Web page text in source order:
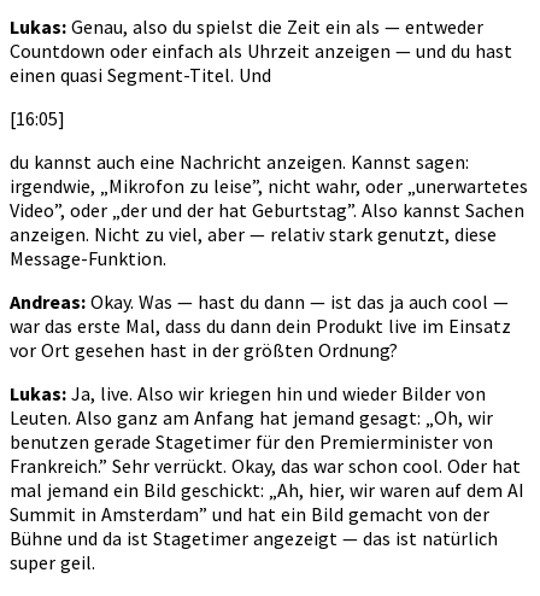
Lukas: Genau, also du spielst die Zeit ein als — entweder
Countdown oder einfach als Uhrzeit anzeigen — und du hast
einen quasi Segment-Titel. Und
[16:05]
du kannst auch eine Nachricht anzeigen. Kannst sagen:
irgendwie, „Mikrofon zu leise”, nicht wahr, oder „unerwartetes
Video”, oder „der und der hat Geburtstag”. Also kannst Sachen
anzeigen. Nicht zu viel, aber — relativ stark genutzt, diese
Message-Funktion.
Andreas: Okay. Was — hast du dann — ist das ja auch cool —
war das erste Mal, dass du dann dein Produkt live im Einsatz
vor Ort gesehen hast in der größten Ordnung?
Lukas: Ja, live. Also wir kriegen hin und wieder Bilder von
Leuten. Also ganz am Anfang hat jemand gesagt: „Oh, wir
benutzen gerade Stagetimer für den Premierminister von
Frankreich.” Sehr verrückt. Okay, das war schon cool. Oder hat
mal jemand ein Bild geschickt: „Ah, hier, wir waren auf dem AI
Summit in Amsterdam” und hat ein Bild gemacht von der
Bühne und da ist Stagetimer angezeigt — das ist natürlich
super geil.